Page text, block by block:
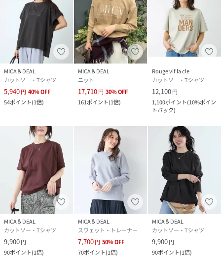
MICA＆DEAL
カットソー・Tシャツ
5,940円 40%OFF
54ポイント(1倍)
MICA＆DEAL
ニット
17,710円 30%OFF
161ポイント(1倍)
Rouge vif la cle
カットソー・Tシャツ
12,100円
1,100ポイント(10%ポイン
トバック)
MICA＆DEAL
カットソー・Tシャツ
9,900円
90ポイント(1倍)
MICA＆DEAL
スウェット・トレーナー
7,700円 50%OFF
70ポイント(1倍)
MICA＆DEAL
カットソー・Tシャツ
9,900円
90ポイント(1倍)